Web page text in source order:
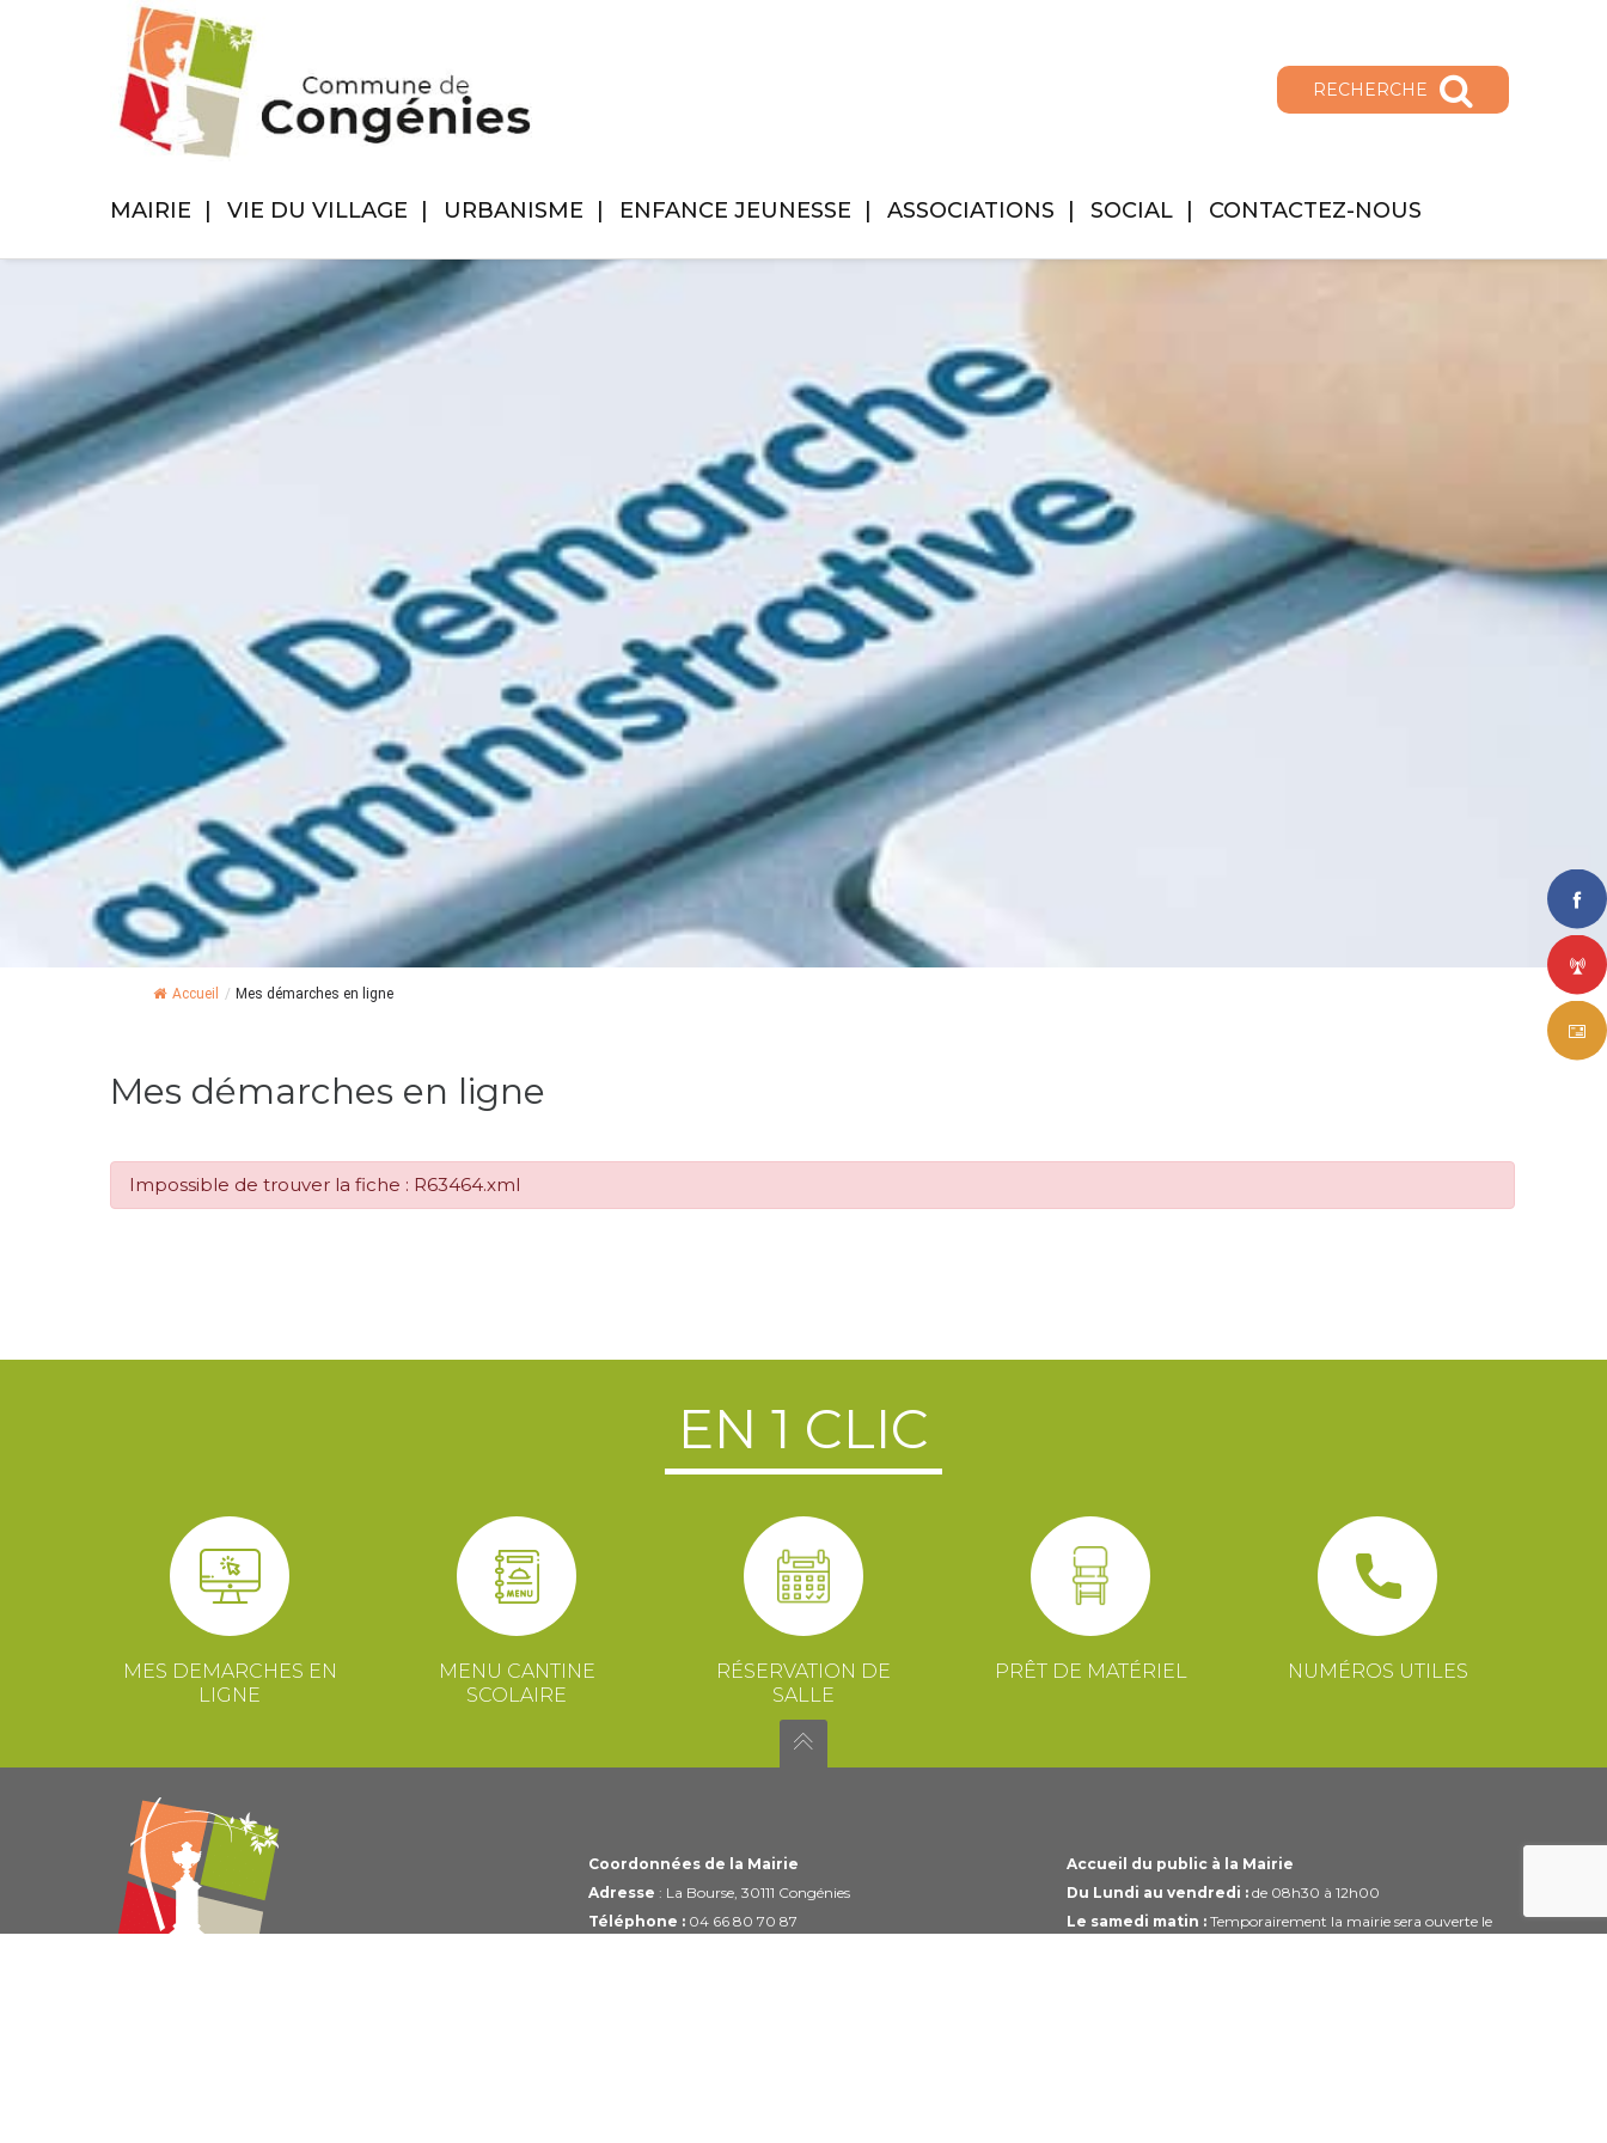
RECHERCHE
MAIRIE VIE DU VILLAGE URBANISME ENFANCE JEUNESSE ASSOCIATIONS SOCIAL CONTACTEZ-NOUS
Accueil / Mes démarches en ligne
Mes démarches en ligne
Impossible de trouver la fiche : R63464.xml
EN 1 CLIC
MES DEMARCHES EN
LIGNE
MENU CANTINE
SCOLAIRE
RÉSERVATION DE
SALLE
PRÊT DE MATÉRIEL NUMÉROS UTILES
Coordonnées de la Mairie
Adresse : La Bourse, 30111 Congénies
Téléphone :04 66 80 70 87
Accueil du public à la Mairie
Du Lundi au vendredi :de 08h30 à 12h00
Le samedi matin :Temporairement la mairie sera ouverte le